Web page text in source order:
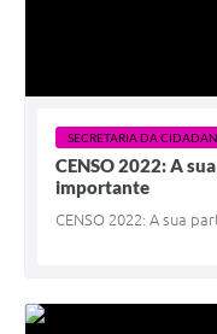
SECRETARIA DA
CENSO 2022: A
importante
CENSO 2022: A sua